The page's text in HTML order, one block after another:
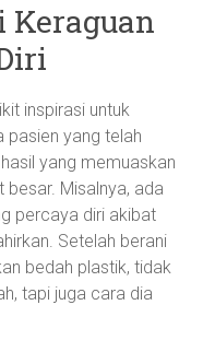
Keraguan
inspirasi untuk
pasien yang telah
yang memuaskan
Misalnya, ada
percaya diri akibat
Setelah berani
bedah plastik, tidak
tapi juga cara dia